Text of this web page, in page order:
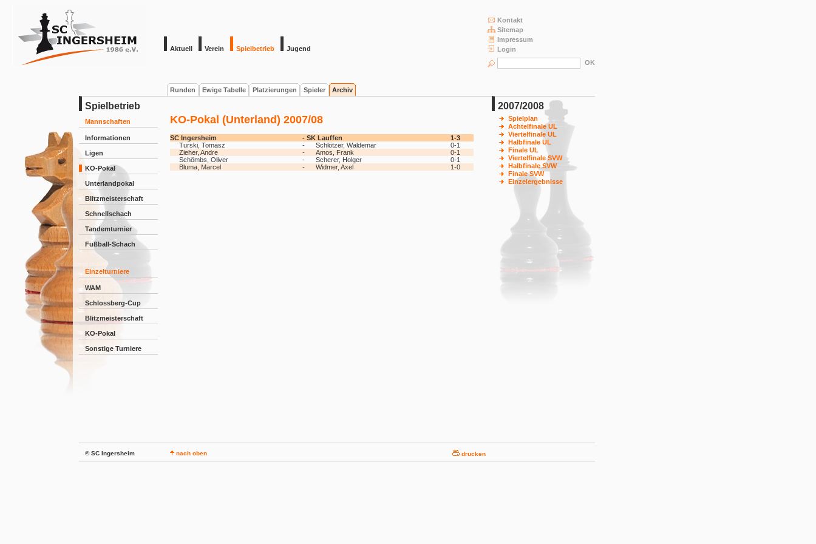
Aktuell Verein Spielbetrieb Jugend
Kontakt
Sitemap
Impressum
Login
Runden Ewige Tabelle Platzierungen Spieler Archiv
Spielbetrieb
Mannschaften
Informationen
Ligen
KO-Pokal
Unterlandpokal
Blitzmeisterschaft
Schnellschach
Tandemturnier
Fußball-Schach
Einzelturniere
WAM
Schlossberg-Cup
Blitzmeisterschaft
KO-Pokal
Sonstige Turniere
KO-Pokal (Unterland) 2007/08
SC Ingersheim - SK Lauffen
1-3
Turski, Tomasz
- Schlötzer, Waldemar
0-1
Zieher, Andre
- Amos, Frank
0-1
Schömbs, Oliver
- Scherer, Holger
0-1
Bluma, Marcel
- Widmer, Axel 1-0
2007/2008
Spielplan
Achtelfinale UL
Viertelfinale UL
Halbfinale UL
Finale UL
Viertelfinale SVW
Halbfinale SVW
Finale SVW
Einzelergebnisse
© SC Ingersheim nach oben drucken